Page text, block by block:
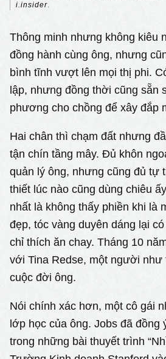
i.insider.
Thông minh nhưng không kiêu
đồng hành cùng ông, nhưng
bình tĩnh vượt lên mọi thị phi.
lập, nhưng đồng thời cũng sẵn
phương cho chồng để xây đắp
Hai chân thì chạm đất nhưng
tận chín tầng mây. Đủ khôn
quản lý ông, nhưng cũng đủ tự
thiết lúc nào cũng dùng chiêu
nhất là không thấy phiền khi là
đẹp, tóc vàng duyên dáng lại
chỉ thích ăn chay. Tháng 10
với Tina Redse, một người
cuộc đời ông.
Nói chính xác hơn, một cô gái
lớp học của ông. Jobs đã đồng
trong những bài thuyết trình